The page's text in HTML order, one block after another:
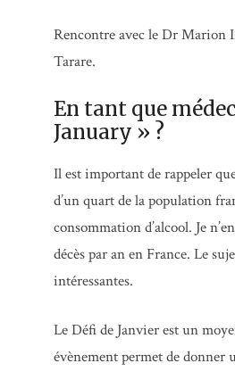
Rencontre avec le Dr Marion
Tarare.
En tant que
January » ?
Il est important de rappeler
d’un quart de la population
consommation d’alcool. Je
décès par an en France. Le
intéressantes.
Le Défi de Janvier est un
évènement permet de donner